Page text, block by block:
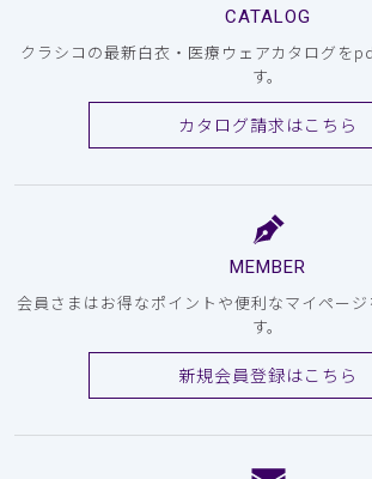
CATALOG
クラシコの最新白衣・医療ウェアカタログを
す。
カタログ請求はこちら
MEMBER
会員さまはお得なポイントや便利なマイペー
す。
新規会員登録はこちら